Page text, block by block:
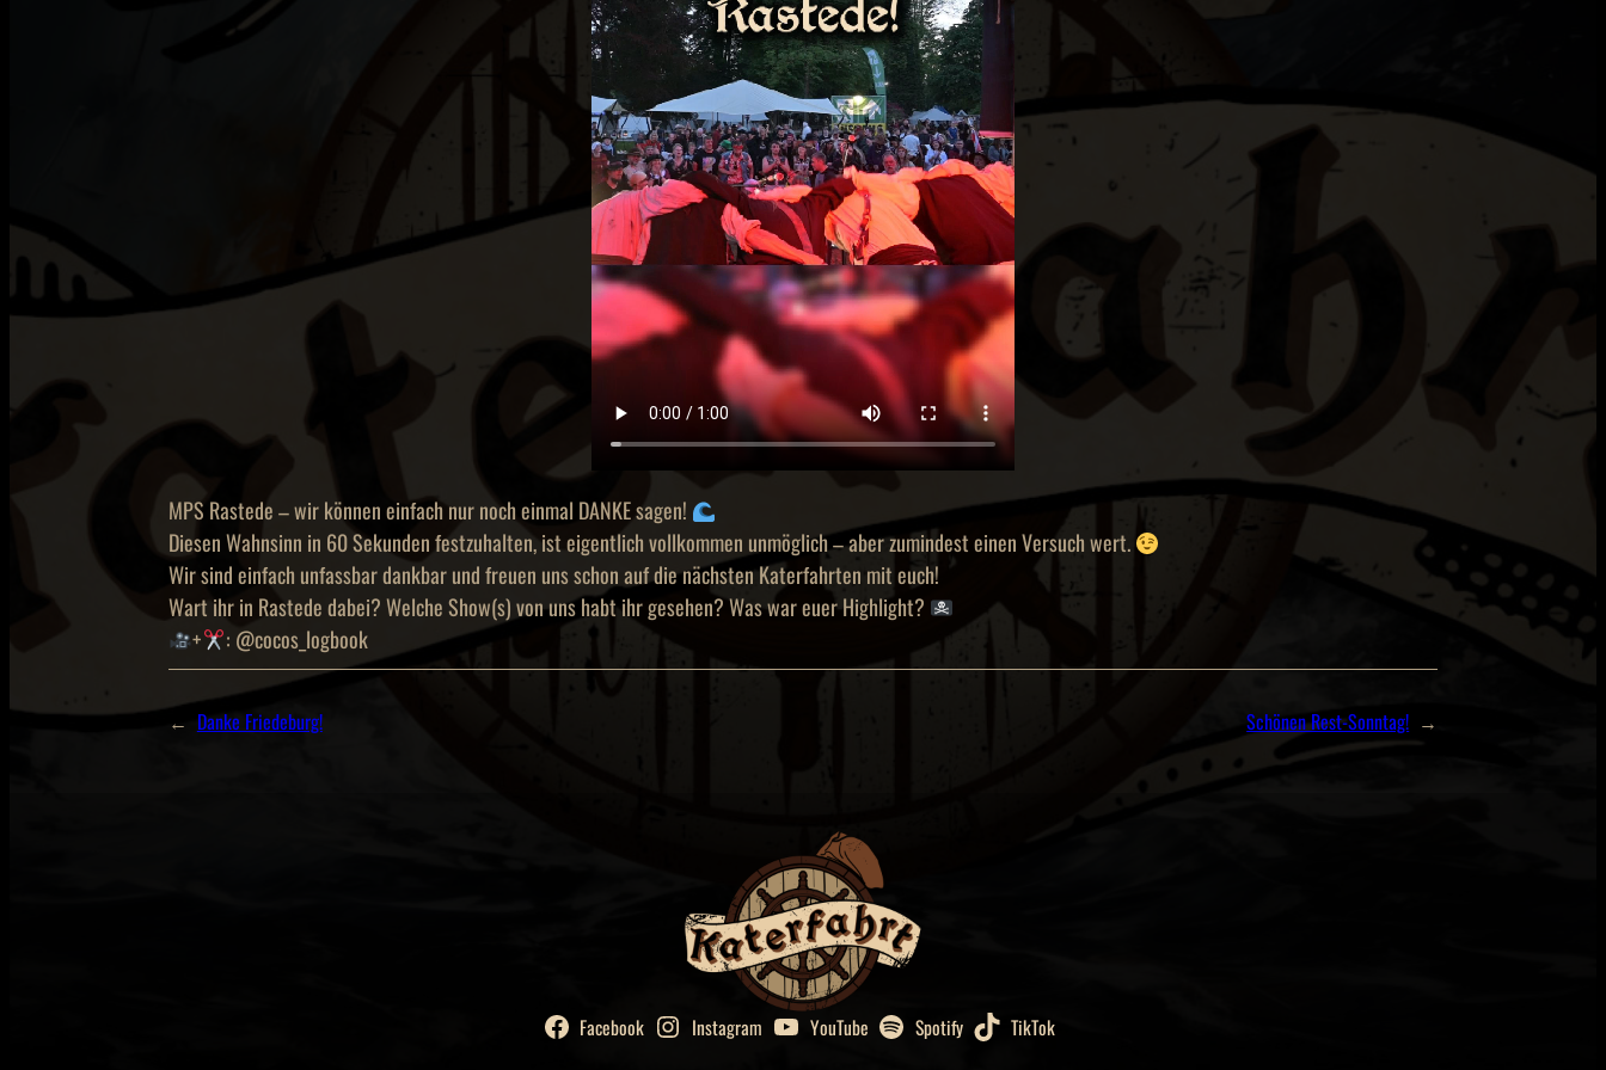
MPS Rastede – wir können einfach nur noch einmal DANKE sagen!
Diesen Wahnsinn in 60 Sekunden festzuhalten, ist eigentlich vollkommen unmöglich – aber zumindest einen Versuch wert.
Wir sind einfach unfassbar dankbar und freuen uns schon auf die nächsten Katerfahrten mit euch!
Wart ihr in Rastede dabei? Welche Show(s) von uns habt ihr gesehen? Was war euer Highlight?
+
: @cocos_logbook
← Danke Friedeburg! Schönen Rest-Sonntag! →
Facebook Instagram YouTube Spotify TikTok